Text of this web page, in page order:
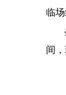
临
间